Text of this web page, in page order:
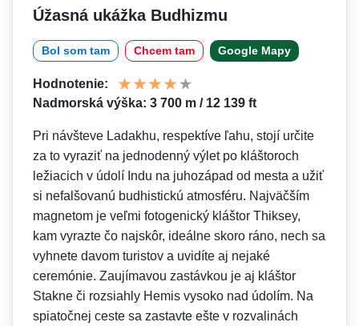
Úžasná ukážka Budhizmu
Bol som tam Chcem tam Google Mapy
Hodnotenie:
Nadmorská výška: 3 700 m / 12 139 ft
Pri návšteve Ladakhu, respektíve ľahu, stojí určite
za to vyraziť na jednodenný výlet po kláštoroch
ležiacich v údolí Indu na juhozápad od mesta a užiť
si nefalšovanú budhistickú atmosféru. Najväčším
magnetom je veľmi fotogenický kláštor Thiksey,
kam vyrazte čo najskôr, ideálne skoro ráno, nech sa
vyhnete davom turistov a uvidíte aj nejaké
ceremónie. Zaujímavou zastávkou je aj kláštor
Stakne či rozsiahly Hemis vysoko nad údolím. Na
spiatočnej ceste sa zastavte ešte v rozvalinách